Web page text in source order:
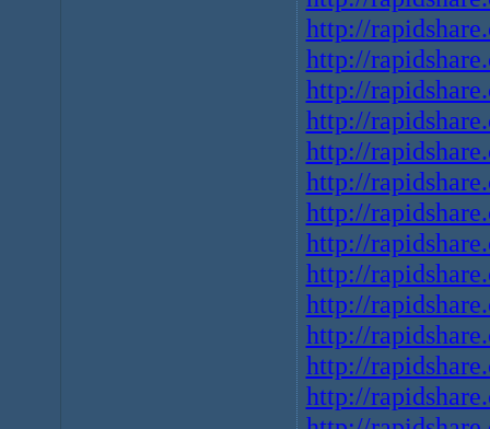
http://
http://
http://
http://
http://
http://
http://
http://
http://
http://
http://
http://
http://